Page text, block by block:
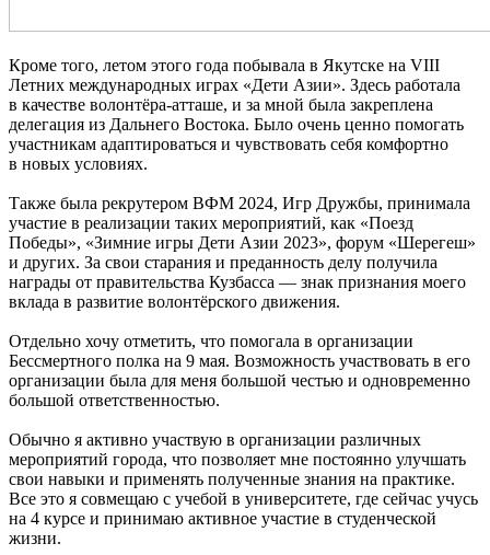
Кроме того, летом этого года побывала в Якутске на VIII
Летних международных играх «Дети Азии». Здесь работала
в качестве волонтёра-атташе, и за мной была закреплена
делегация из Дальнего Востока. Было очень ценно помогать
участникам адаптироваться и чувствовать себя комфортно
в новых условиях.
Также была рекрутером ВФМ 2024, Игр Дружбы, принимала
участие в реализации таких мероприятий, как «Поезд
Победы», «Зимние игры Дети Азии 2023», форум «Шерегеш»
и других. За свои старания и преданность делу получила
награды от правительства Кузбасса — знак признания моего
вклада в развитие волонтёрского движения.
Отдельно хочу отметить, что помогала в организации
Бессмертного полка на 9 мая. Возможность участвовать в его
организации была для меня большой честью и одновременно
большой ответственностью.
Обычно я активно участвую в организации различных
мероприятий города, что позволяет мне постоянно улучшать
свои навыки и применять полученные знания на практике.
Все это я совмещаю с учебой в университете, где сейчас учусь
на 4 курсе и принимаю активное участие в студенческой
жизни.